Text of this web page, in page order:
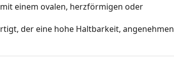
einem ovalen, herzförmigen oder
der eine hohe Haltbarkeit, angenehmen
aufwerten und ergänzen. Einer ihrer
sie das Glas vollständig umschließen, und